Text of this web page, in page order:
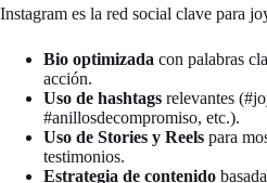
Instagram es la red social clave para
Bio optimizada con palabras
acción.
Uso de hashtags relevantes
#anillosdecompromiso, etc.).
Uso de Stories y Reels para
testimonios.
Estrategia de contenido